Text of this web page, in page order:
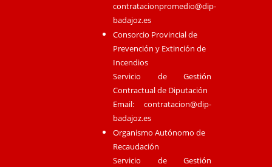
contratacionpromedio@dip-
badajoz.es
Consorcio Provincial de
Prevención y Extinción de
Incendios
Servicio de Gestión
Contractual de Diputación
Email:contratacion@dip-
badajoz.es
Organismo Autónomo de
Recaudación
Servicio de Gestión